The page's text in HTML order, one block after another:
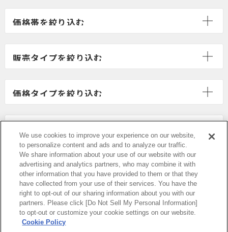
PCサイトを表示する
We use cookies to improve your experience on our website,
to personalize content and ads and to analyze our traffic.
We share information about your use of our website with our
advertising and analytics partners, who may combine it with
other information that you have provided to them or that they
have collected from your use of their services. You have the
right to opt-out of our sharing information about you with our
partners. Please click [Do Not Sell My Personal Information]
to opt-out or customize your cookie settings on our website.
Cookie Policy